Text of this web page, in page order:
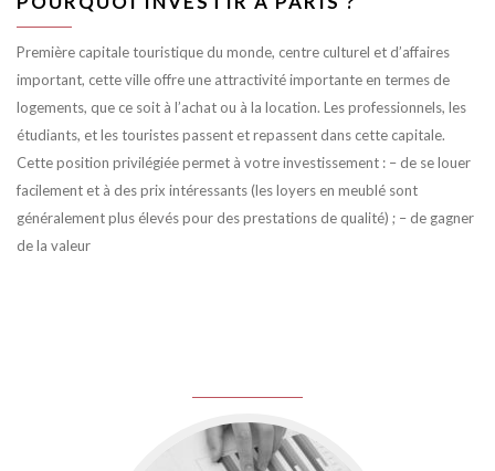
Première capitale touristique du monde, centre culturel et d’affaires
important, cette ville offre une attractivité importante en termes de
logements, que ce soit à l’achat ou à la location. Les professionnels, les
étudiants, et les touristes passent et repassent dans cette capitale.
Cette position privilégiée permet à votre investissement : – de se louer
facilement et à des prix intéressants (les loyers en meublé sont
généralement plus élevés pour des prestations de qualité) ; – de gagner
de la valeur